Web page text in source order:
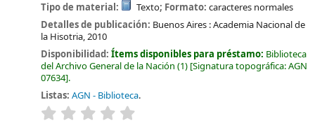
Tipo de material:
Texto; Formato: caracteres normales
Detalles de publicación: Buenos Aires :Academia Nacional de
la Hisotria,2010
Disponibilidad:Ítems disponibles para préstamo: Biblioteca
del Archivo General de la Nación (1) Signatura topográfica:AGN
07634 .
Listas: AGN - Biblioteca.
valoración